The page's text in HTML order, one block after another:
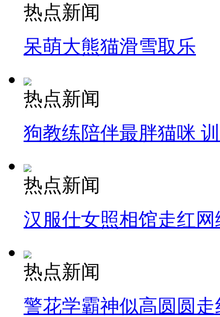
热点新闻
呆萌大熊猫滑雪取乐
热点新闻
狗教练陪伴最胖猫咪
热点新闻
汉服仕女照相馆走红网
热点新闻
警花学霸神似高圆圆走